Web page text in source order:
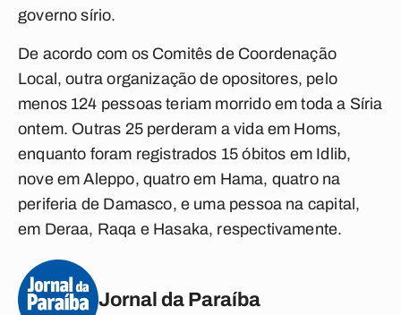
governo sírio.
De acordo com os Comitês de Coordenação
Local, outra organização de opositores, pelo
menos 124 pessoas teriam morrido em toda a Síria
ontem. Outras 25 perderam a vida em Homs,
enquanto foram registrados 15 óbitos em Idlib,
nove em Aleppo, quatro em Hama, quatro na
periferia de Damasco, e uma pessoa na capital,
em Deraa, Raqa e Hasaka, respectivamente.
Jornal da Paraíba